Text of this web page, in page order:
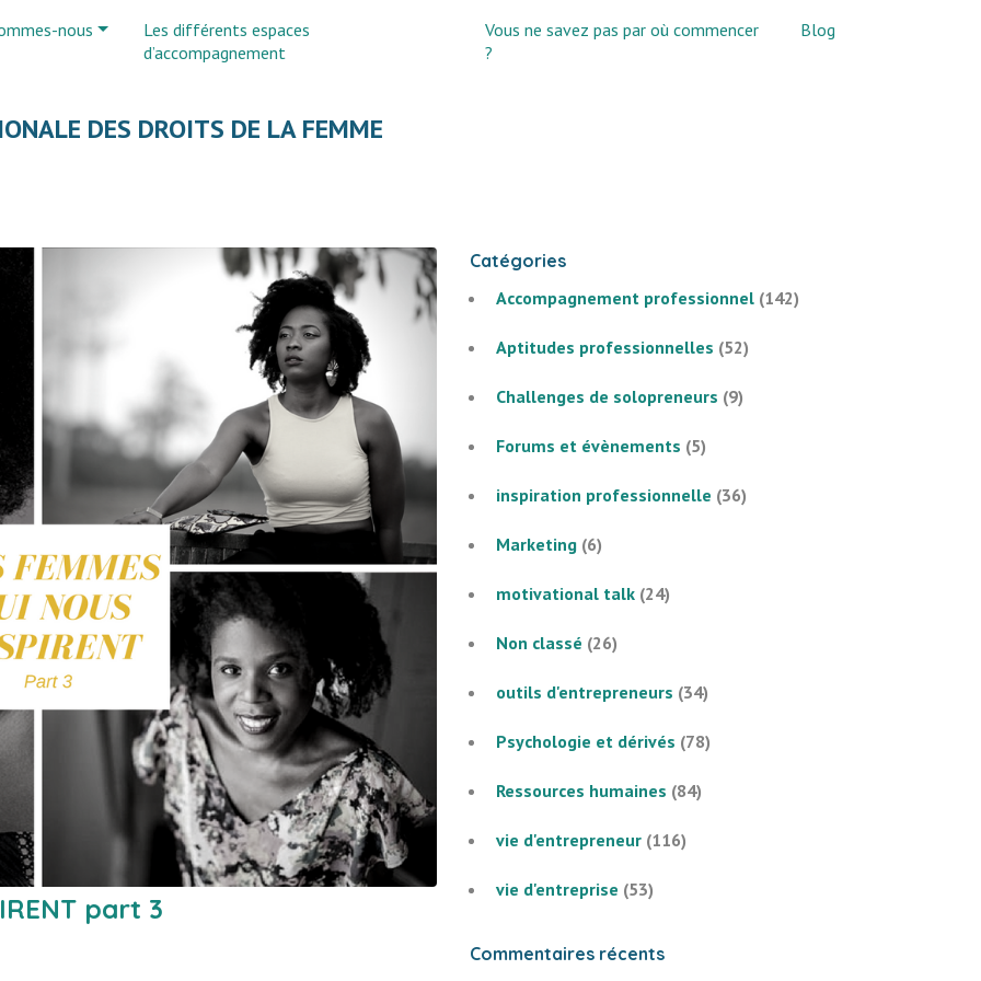
nous
Les différents espaces
d’accompagnement
Vous ne savez pas par où commencer
?
Blog
DES DROITS DE LA FEMME
part 3
Catégories
Accompagnement professionnel (142)
Aptitudes professionnelles (52)
Challenges de solopreneurs (9)
Forums et évènements (5)
inspiration professionnelle (36)
Marketing (6)
motivational talk (24)
Non classé (26)
outils d'entrepreneurs (34)
Psychologie et dérivés (78)
Ressources humaines (84)
vie d'entrepreneur (116)
vie d'entreprise (53)
Commentaires récents